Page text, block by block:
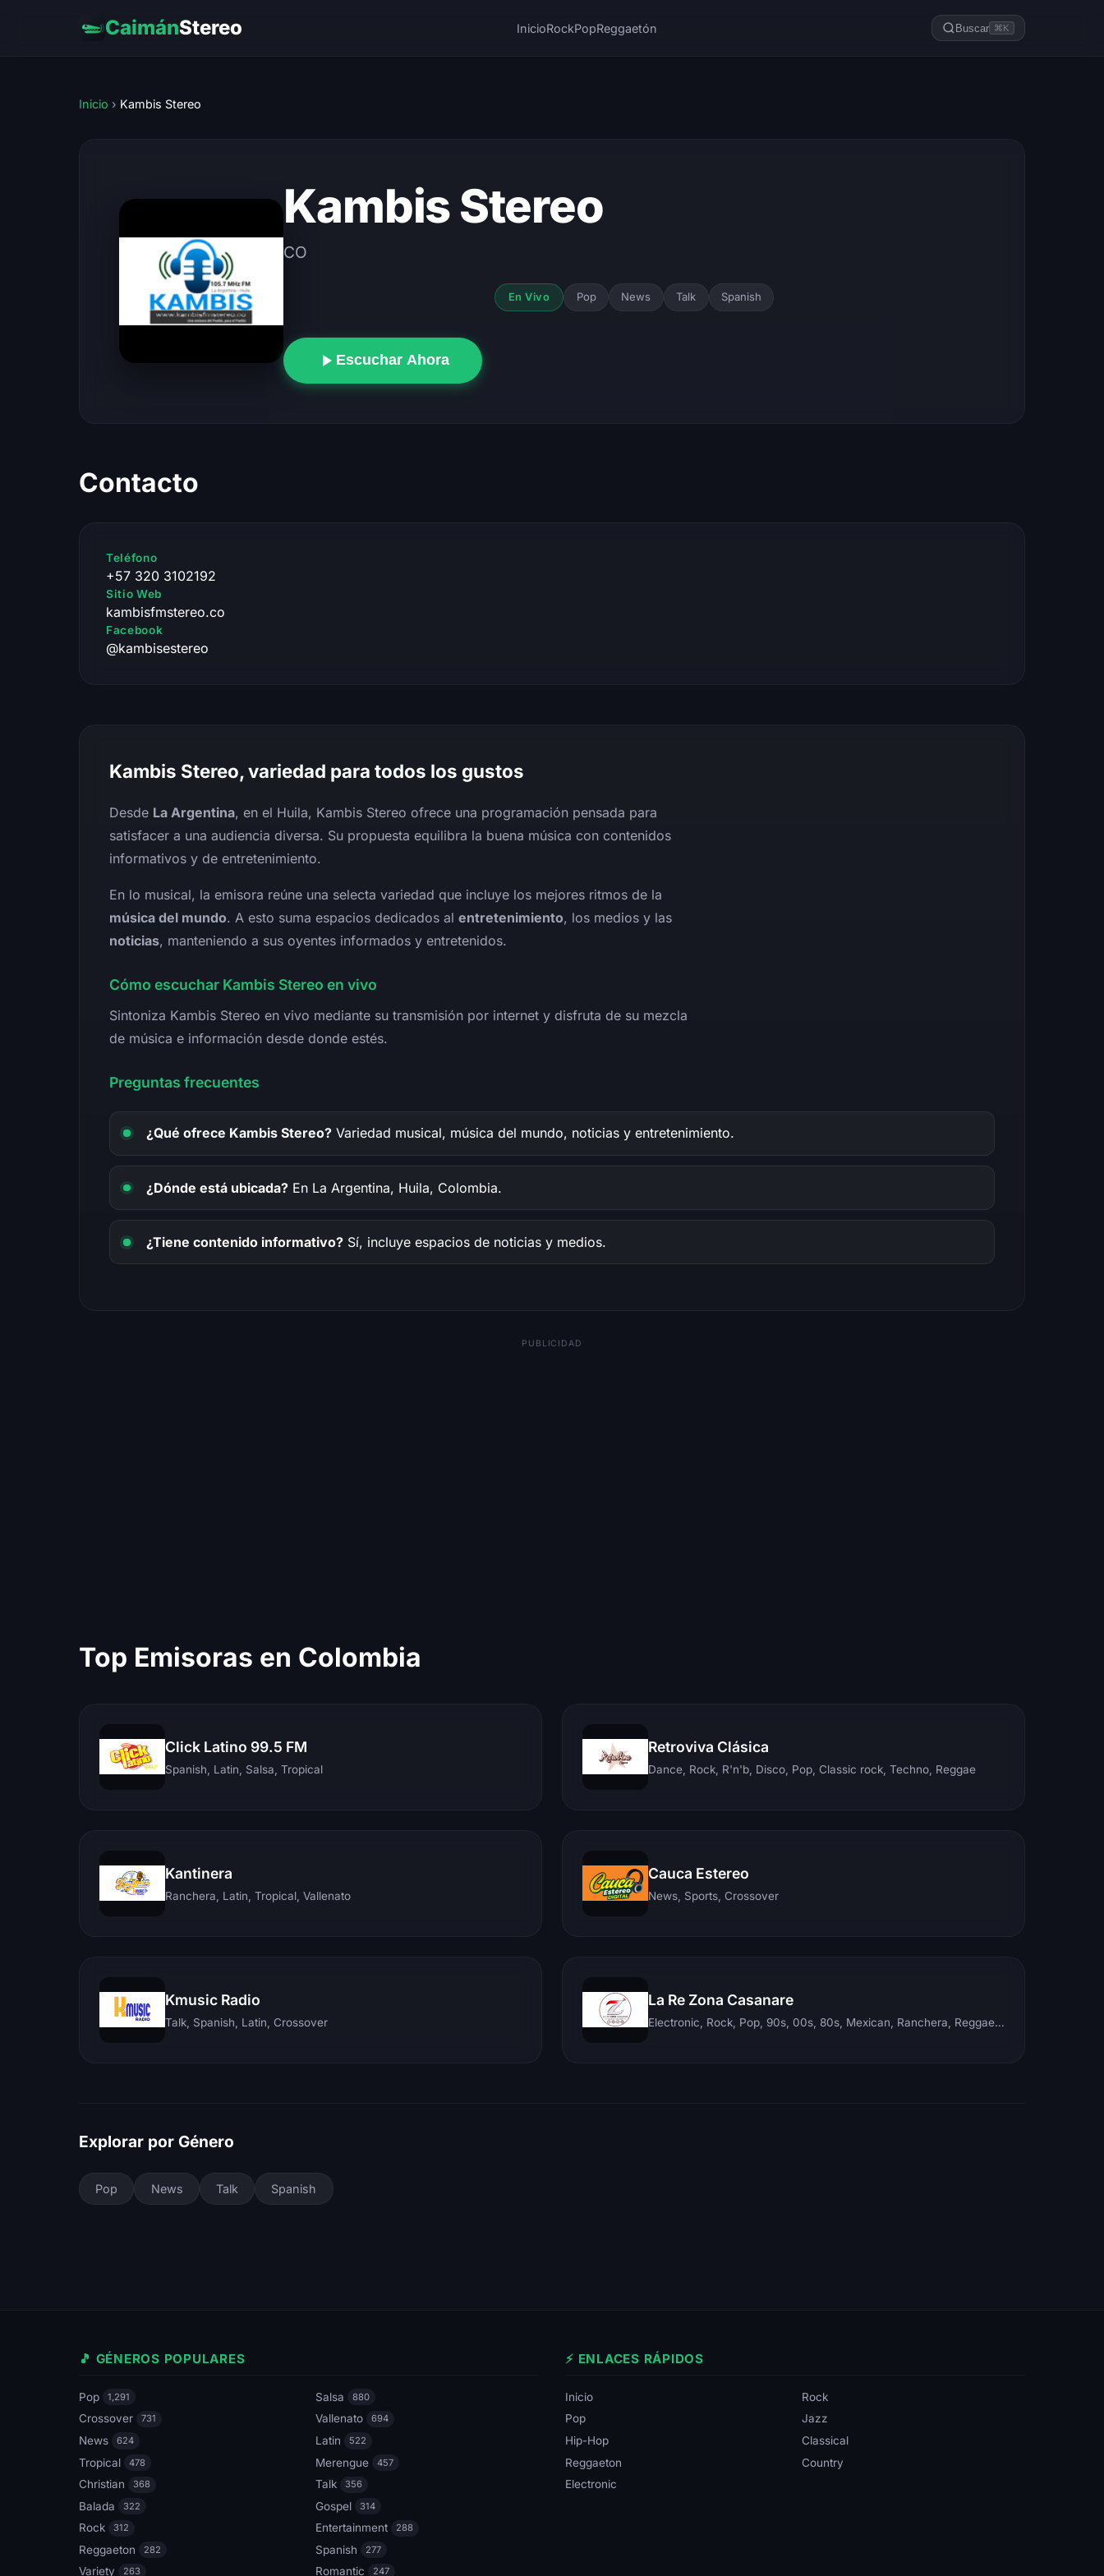
CaimánStereo InicioRockPopReggaetón Buscar ⌘K
Inicio › Kambis Stereo
Kambis Stereo
CO
En Vivo Pop News Talk Spanish
Escuchar Ahora
Contacto
Teléfono
+57 320 3102192
Sitio Web
kambisfmstereo.co
Facebook
@kambisestereo
Kambis Stereo, variedad para todos los gustos
Desde La Argentina, en el Huila, Kambis Stereo ofrece una programación pensada para
satisfacer a una audiencia diversa. Su propuesta equilibra la buena música con contenidos
informativos y de entretenimiento.
En lo musical, la emisora reúne una selecta variedad que incluye los mejores ritmos de la
música del mundo. A esto suma espacios dedicados al entretenimiento, los medios y las
noticias, manteniendo a sus oyentes informados y entretenidos.
Cómo escuchar Kambis Stereo en vivo
Sintoniza Kambis Stereo en vivo mediante su transmisión por internet y disfruta de su mezcla
de música e información desde donde estés.
Preguntas frecuentes
¿Qué ofrece Kambis Stereo? Variedad musical, música del mundo, noticias y entretenimiento.
¿Dónde está ubicada? En La Argentina, Huila, Colombia.
¿Tiene contenido informativo? Sí, incluye espacios de noticias y medios.
PUBLICIDAD
Top Emisoras en Colombia
Click Latino 99.5 FM
Spanish, Latin, Salsa, Tropical
Retroviva Clásica
Dance, Rock, R'n'b, Disco, Pop, Classic rock, Techno, Reggae
Kantinera
Ranchera, Latin, Tropical, Vallenato
Cauca Estereo
News, Sports, Crossover
Kmusic Radio
Talk, Spanish, Latin, Crossover
La Re Zona Casanare
Electronic, Rock, Pop, 90s, 00s, 80s, Mexican, Ranchera, Reggaeton, Instrumental, Salsa, Merengue, Tropical, Romantic, Vallenato, Llanera
Explorar por Género
Pop News Talk Spanish
🎵 GÉNEROS POPULARES
Pop 1,291 Salsa 880
Crossover 731 Vallenato 694
News 624 Latin 522
Tropical 478 Merengue 457
Christian 368 Talk 356
Balada 322 Gospel 314
Rock 312 Entertainment 288
Reggaeton 282 Spanish 277
Variety 263 Romantic 247
⚡ ENLACES RÁPIDOS
Inicio
Rock
Pop
Jazz
Hip-Hop
Classical
Reggaeton
Country
Electronic